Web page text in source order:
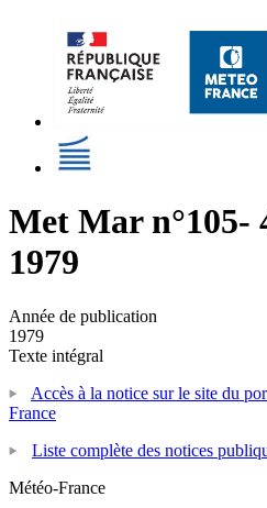
Met Mar n°105-
1979
Année de publication
1979
Texte intégral
Accès à la notice sur le site du
France
Liste complète des notices
Météo-France